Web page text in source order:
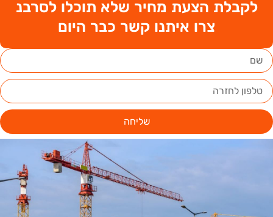
לקבלת הצעת מחיר שלא תוכלו לסרבנ
צרו איתנו קשר כבר היום
שליחה